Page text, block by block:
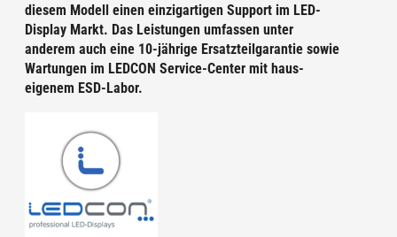
diesem Modell einen einzigartigen Support im LED-
Display Markt. Das Leistungen umfassen unter
anderem auch eine 10-jährige Ersatzteilgarantie sowie
Wartungen im LEDCON Service-Center mit haus-
eigenem ESD-Labor.